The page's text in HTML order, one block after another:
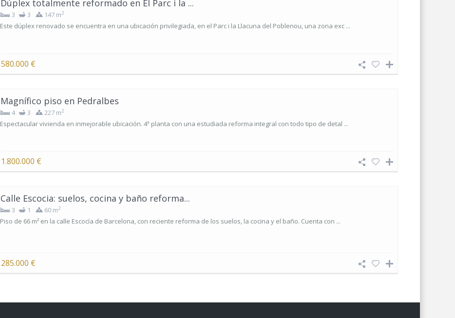
Dúplex totalmente reformado en El Parc i la ...
3 3 147 m2
Este dúplex renovado se encuentra en una ubicación privilegiada, en el Parc i la Llacuna del Poblenou, una zona exc ...
580.000 €
Magnífico piso en Pedralbes
4 3 227 m2
Espectacular vivienda en inmejorable ubicación. 4ª planta con una estudiada reforma integral con todo tipo de detal ...
1.800.000 €
Calle Escocia: suelos, cocina y baño reforma...
3 1 60 m2
Piso de 66 m² en la calle Escocía de Barcelona, con reciente reforma de los suelos, la cocina y el baño. Cuenta con ...
285.000 €